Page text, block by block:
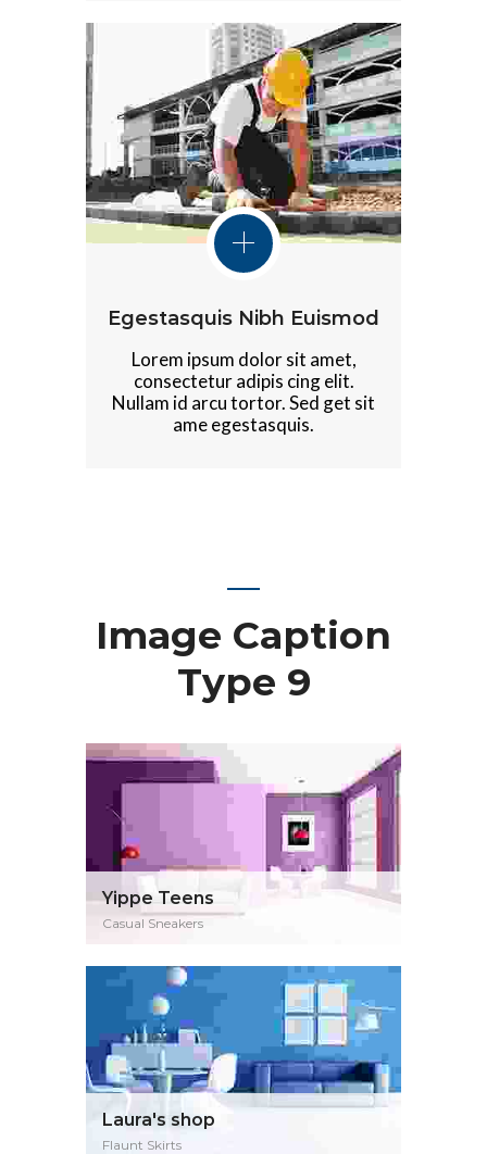
Egestasquis Nibh Euismod
Lorem ipsum dolor sit amet,
consectetur adipis cing elit.
Nullam id arcu tortor. Sed get sit
ame egestasquis.
Image Caption
Type 9
Yippe Teens
Casual Sneakers
Laura's shop
Flaunt Skirts